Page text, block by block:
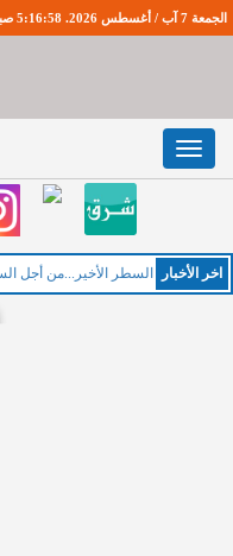
الجمعة 7 آب / أغسطس 2026. 5:16:59 صباحاً
Toggle
navigation
اخر اﻷخبار الخم